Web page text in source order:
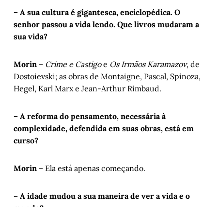
– A sua cultura é gigantesca, enciclopédica. O
senhor passou a vida lendo. Que livros mudaram a
sua vida?
Morin – Crime e Castigoe Os Irmãos Karamazov, de
Dostoievski; as obras de Montaigne, Pascal, Spinoza,
Hegel, Karl Marx e Jean-Arthur Rimbaud.
– A reforma do pensamento, necessária à
complexidade, defendida em suas obras, está em
curso?
Morin – Ela está apenas começando.
– A idade mudou a sua maneira de ver a vida e o